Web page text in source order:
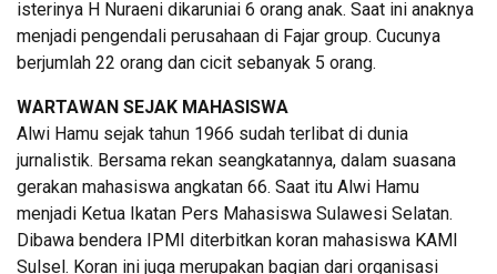
isterinya H Nuraeni dikaruniai 6 orang anak. Saat ini anaknya
menjadi pengendali perusahaan di Fajar group. Cucunya
berjumlah 22 orang dan cicit sebanyak 5 orang.
WARTAWAN SEJAK MAHASISWA
Alwi Hamu sejak tahun 1966 sudah terlibat di dunia
jurnalistik. Bersama rekan seangkatannya, dalam suasana
gerakan mahasiswa angkatan 66. Saat itu Alwi Hamu
menjadi Ketua Ikatan Pers Mahasiswa Sulawesi Selatan.
Dibawa bendera IPMI diterbitkan koran mahasiswa KAMI
Sulsel. Koran ini juga merupakan bagian dari organisasi